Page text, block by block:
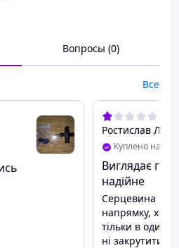
ключа M5 (8 мм)
Вопросы (0)
Все
Ростислав Л.
Куплено на
Виглядає
надійне
Серцевина
напрямку,
тільки в один.
ні закрутити,